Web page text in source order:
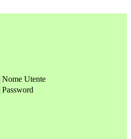
Nome Utente
Password